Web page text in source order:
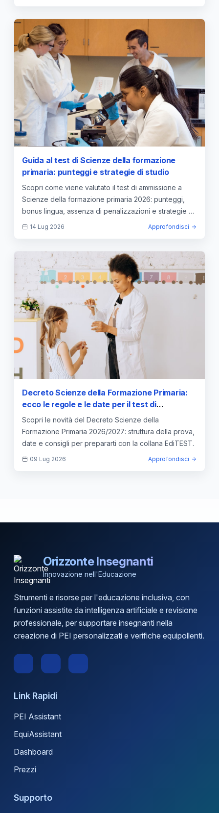
Guida al test di Scienze della formazione
primaria: punteggi e strategie di studio
Scopri come viene valutato il test di ammissione a
Scienze della formazione primaria 2026: punteggi,
bonus lingua, assenza di penalizzazioni e strategie di
studio.14 Lug 2026 Approfondisci
Decreto Scienze della Formazione Primaria:
ecco le regole e le date per il test di
ammissione 2026/2027
Scopri le novità del Decreto Scienze della
Formazione Primaria 2026/2027: struttura della prova,
date e consigli per prepararti con la collana EdiTEST.
09 Lug 2026 Approfondisci
Orizzonte Insegnanti
Innovazione nell'Educazione
Strumenti e risorse per l'educazione inclusiva, con
funzioni assistite da intelligenza artificiale e revisione
professionale, per supportare insegnanti nella
creazione di PEI personalizzati e verifiche equipollenti.
Link Rapidi
PEI Assistant
EquiAssistant
Dashboard
Prezzi
Supporto